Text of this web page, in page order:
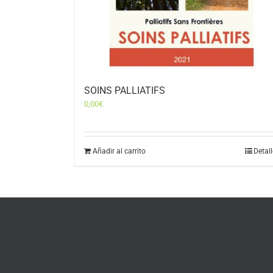
SOINS PALLIATIFS
0,00€
Añadir al carrito